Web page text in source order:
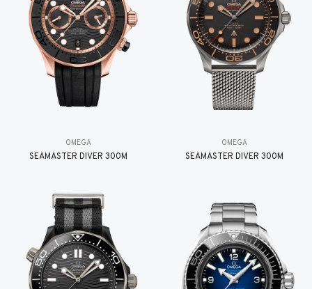
OMEGA
SEAMASTER DIVER 300M
OMEGA
SEAMASTER DIVER 300M